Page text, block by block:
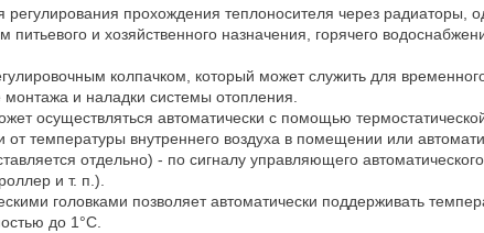
прохождения теплоносителя через радиаторы,
питьевого и хозяйственного назначения, горячего
колпачком, который может служить для
и наладки системы отопления.
осуществляться автоматически с помощью
от температуры внутреннего воздуха в помещении или
отдельно) - по сигналу управляющего автоматического
и т. п.).
головками позволяет автоматически поддерживать
до 1°С.